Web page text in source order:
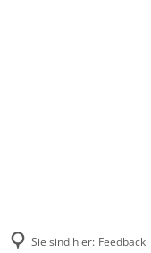
Sie sind hier: Feedback